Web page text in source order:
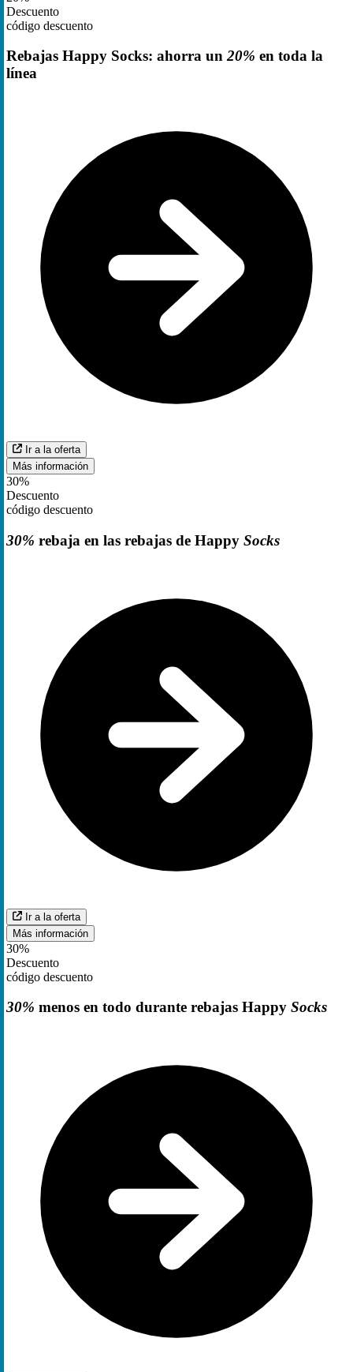
Descuento
código descuento
Rebajas Happy Socks: ahorra un20% en toda la
línea
Ir a la oferta
Más información
30%
Descuento
código descuento
30% rebaja en las rebajas de Happy Socks
Ir a la oferta
Más información
30%
Descuento
código descuento
30% menos en todo durante rebajas Happy Socks